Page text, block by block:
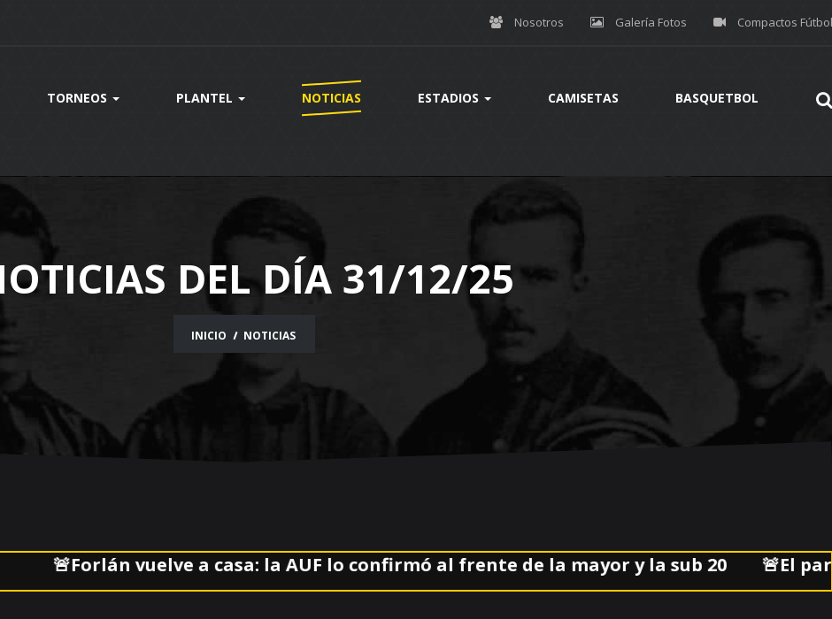
Nosotros Galería Fotos Compactos Fútbol
TORNEOS PLANTEL NOTICIAS ESTADIOS CAMISETAS BASQUETBOL
DEL DÍA 31/12/25
INICIO NOTICIAS
🚨Forlán vuelve a casa: la AUF lo confirmó al frente de la mayor y la sub 20 🚨El partido